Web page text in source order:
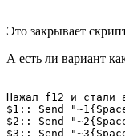
Это закрывает
А есть ли вариант
Нажал f12 и стали
$1:: Send
$2:: Send
$3:: Send